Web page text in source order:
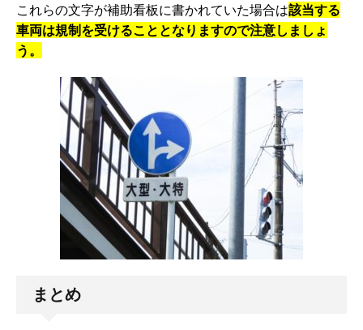
これらの文字が補助看板に書かれていた場合は該当する
車両は規制を受けることとなりますので注意しましょ
う。
まとめ